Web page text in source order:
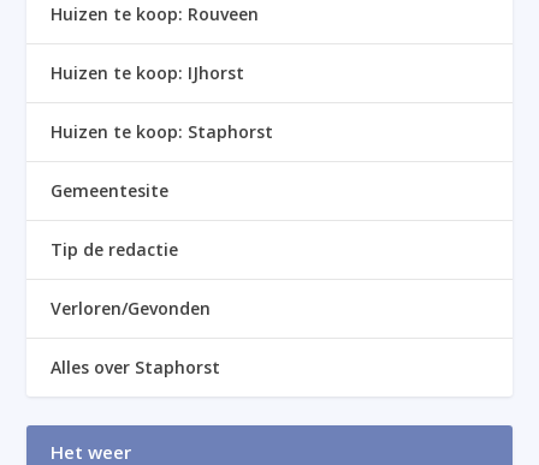
Huizen te koop: Rouveen
Huizen te koop: IJhorst
Huizen te koop: Staphorst
Gemeentesite
Tip de redactie
Verloren/Gevonden
Alles over Staphorst
Het weer